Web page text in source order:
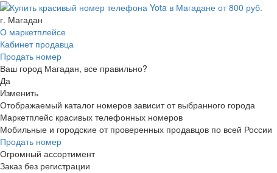
г. Магадан
О маркетплейсе
Кабинет продавца
Продать номер
Ваш город Магадан, все правильно?
Да
Изменить
Отображаемый каталог номеров зависит от выбранного города
Маркетплейс красивых телефонных номеров
Мобильные и городские от проверенных продавцов по всей России
Продать номер
Огромный ассортимент
Заказ без регистрации